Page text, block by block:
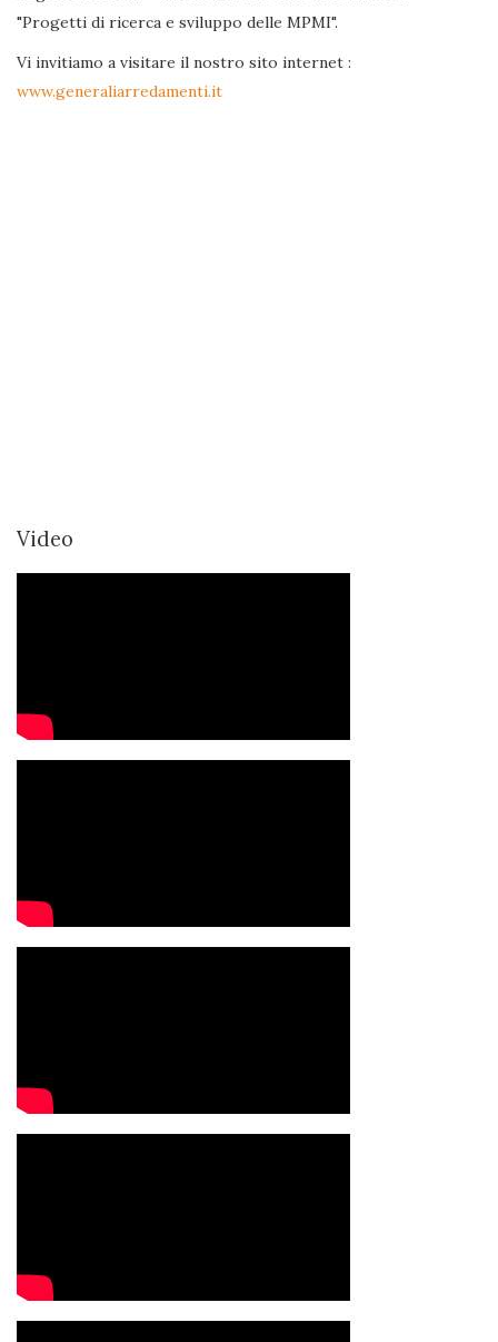
"Progetti di ricerca e sviluppo delle MPMI".
Vi invitiamo a visitare il nostro sito internet :
www.generaliarredamenti.it
Video